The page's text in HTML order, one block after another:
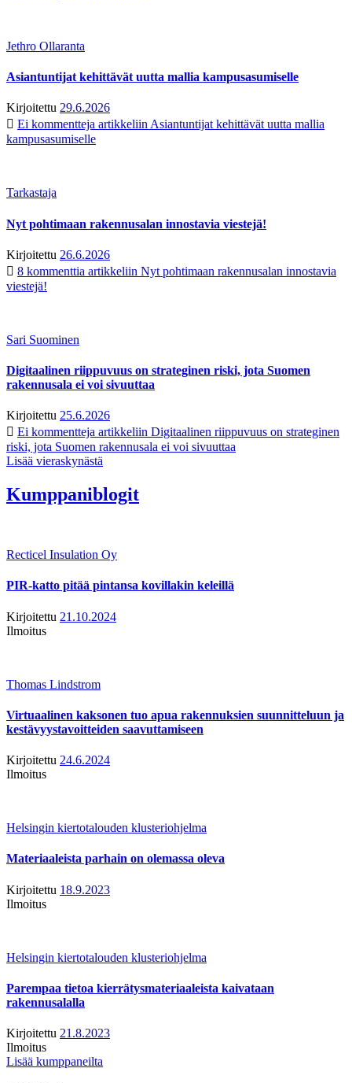
Jethro Ollaranta
Asiantuntijat kehittävät uutta mallia kampusasumiselle
Kirjoitettu 29.6.2026
Ei kommentteja artikkeliin Asiantuntijat kehittävät uutta mallia
kampusasumiselle
Tarkastaja
Nyt pohtimaan rakennusalan innostavia viestejä!
Kirjoitettu 26.6.2026
8 kommenttia artikkeliin Nyt pohtimaan rakennusalan innostavia
viestejä!
Sari Suominen
Digitaalinen riippuvuus on strateginen riski, jota Suomen
rakennusala ei voi sivuuttaa
Kirjoitettu 25.6.2026
Ei kommentteja artikkeliin Digitaalinen riippuvuus on strateginen
riski, jota Suomen rakennusala ei voi sivuuttaa
Lisää vieraskynästä
Kumppaniblogit
Recticel Insulation Oy
PIR-katto pitää pintansa kovillakin keleillä
Kirjoitettu 21.10.2024
Ilmoitus
Thomas Lindstrom
Virtuaalinen kaksonen tuo apua rakennuksien suunnitteluun ja
kestävyystavoitteiden saavuttamiseen
Kirjoitettu 24.6.2024
Ilmoitus
Helsingin kiertotalouden klusteriohjelma
Materiaaleista parhain on olemassa oleva
Kirjoitettu 18.9.2023
Ilmoitus
Helsingin kiertotalouden klusteriohjelma
Parempaa tietoa kierrätysmateriaaleista kaivataan
rakennusalalla
Kirjoitettu 21.8.2023
Ilmoitus
Lisää kumppaneilta